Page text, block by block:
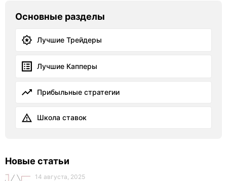
Основные разделы
Лучшие Трейдеры
Лучшие Капперы
Прибыльные стратегии
Школа ставок
Новые статьи
14 августа, 2025